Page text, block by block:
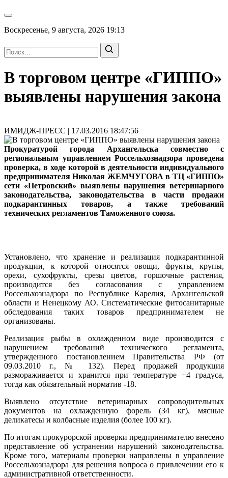
Воскресенье, 9 августа, 2026 19:13
В торговом центре «ГИППО»
выявлены нарушения закона
ИМИДЖ-ПРЕСС | 17.03.2016 18:47:56
Прокуратурой города Архангельска совместно с
региональным управлением Россельхознадзора проведена
проверка, в ходе которой в деятельности индивидуального
предпринимателя Николая ЖЕМЧУГОВА в ТЦ «ГИППО»
сети «Петровский» выявлены нарушения ветеринарного
законодательства, законодательства в части продажи
подкарантинных товаров, а также требований
технических регламентов Таможенного союза.
Установлено, что хранение и реализация подкарантинной
продукции, к которой относятся овощи, фрукты, крупы,
орехи, сухофрукты, срезы цветов, горшочные растения,
производится без согласования с управлением
Россельхознадзора по Республике Карелия, Архангельской
области и Ненецкому АО. Систематические фитосанитарные
обследования таких товаров предпринимателем не
организованы.
Реализация рыбы в охлажденном виде производится с
нарушением требований технического регламента,
утвержденного постановлением Правительства РФ (от
09.03.2010 г., № 132). Перед продажей продукция
размораживается и хранится при температуре +4 градуса,
тогда как обязательный норматив -18.
Выявлено отсутствие ветеринарных сопроводительных
документов на охлажденную форель (34 кг), мясные
деликатесы и колбасные изделия (более 100 кг).
По итогам прокурорской проверки предпринимателю внесено
представление об устранении нарушений законодательства.
Кроме того, материалы проверки направлены в управление
Россельхознадзора для решения вопроса о привлечении его к
административной ответственности.